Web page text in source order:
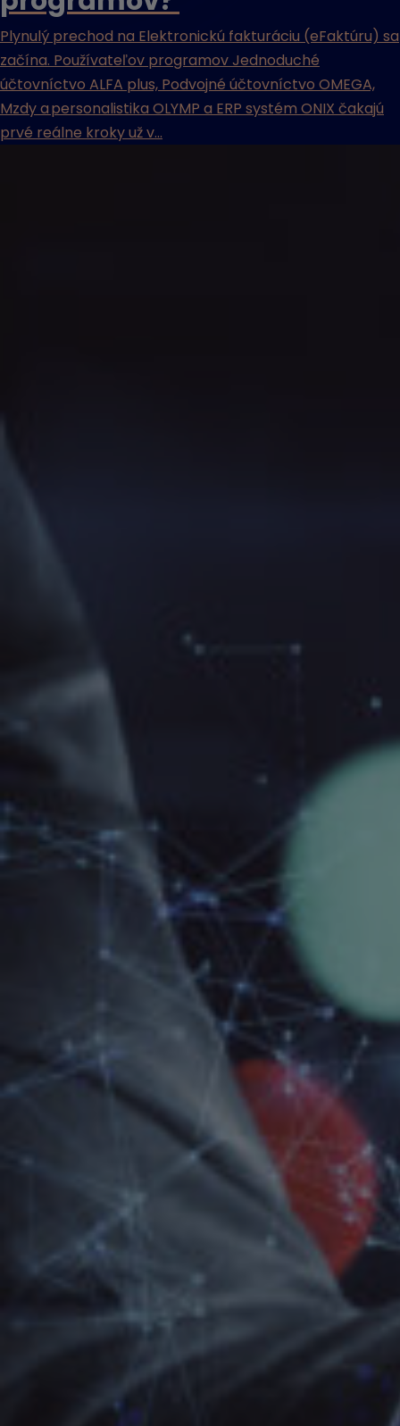
Plynulý prechod na Elektronickú fakturáciu (eFaktúru) sa
začína. Používateľov programov Jednoduché
účtovníctvo ALFA plus, Podvojné účtovníctvo OMEGA,
Mzdy a personalistika OLYMP a ERP systém ONIX čakajú
prvé reálne kroky už v...